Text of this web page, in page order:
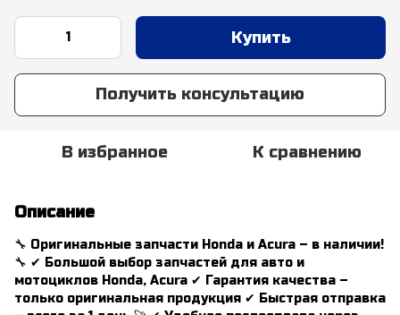
Купить
Получить консультацию
В избранное К сравнению
Описание
🔧 Оригинальные запчасти Honda и Acura – в наличии!
🔧 ✔ Большой выбор запчастей для авто и
мотоциклов Honda, Acura ✔ Гарантия качества –
только оригинальная продукция ✔ Быстрая отправка